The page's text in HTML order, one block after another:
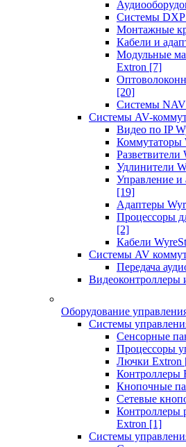
Системы DXP
Монтажные
Кабели и
Модульные
Extron [7]
[20]
Системы NAV
Системы AV-
Видео по IP
Коммутаторы
Разветвители
Удлинители
Управление и
[19]
Адаптеры
Процессоры
[2]
Кабели
Системы AV
Передача
Видеоконтроллеры
Оборудование
Системы
Сенсорные
Процессоры
Лючки Extron
Контроллеры
Кнопочные
Сетевые
Контроллеры
Extron [1]
Системы